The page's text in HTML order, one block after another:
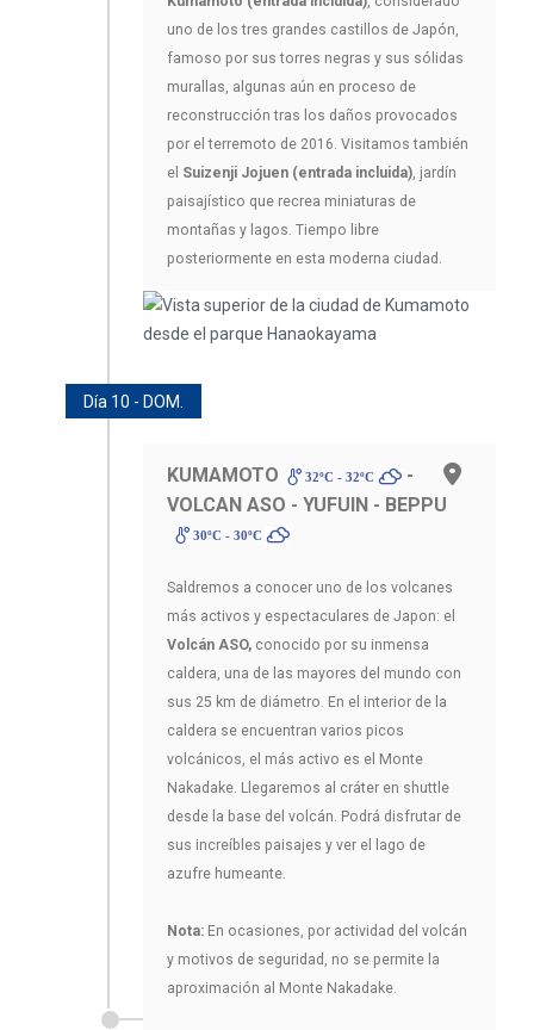
uno de los tres grandes castillos de Japón,
famoso por sus torres negras y sus sólidas
murallas, algunas aún en proceso de
reconstrucción tras los daños provocados
por el terremoto de 2016. Visitamos también
el Suizenji Jojuen (entrada incluida), jardín
paisajístico que recrea miniaturas de
montañas y lagos. Tiempo libre
posteriormente en esta moderna ciudad.
Día 10 - DOM.
KUMAMOTO 32ºC - 32ºC
-
VOLCAN ASO - YUFUIN - BEPPU
30ºC - 30ºC
Saldremos a conocer uno de los volcanes
más activos y espectaculares de Japon: el
Volcán ASO, conocido por su inmensa
caldera, una de las mayores del mundo con
sus 25 km de diámetro. En el interior de la
caldera se encuentran varios picos
volcánicos, el más activo es el Monte
Nakadake. Llegaremos al cráter en shuttle
desde la base del volcán. Podrá disfrutar de
sus increíbles paisajes y ver el lago de
azufre humeante.
Nota: En ocasiones, por actividad del volcán
y motivos de seguridad, no se permite la
aproximación al Monte Nakadake.